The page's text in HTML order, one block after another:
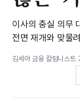
이사의 충실 의무
전면 재개와 맞물
김세아 금융 칼럼니스트·